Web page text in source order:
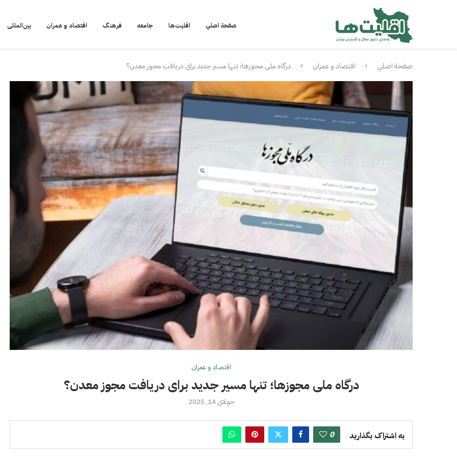
صفحة اصلي اقلیت‌ها جامعه فرهنگ اقتصاد و عمران بین‌المللی
صفحة اصلي اقتصاد و عمران درگاه ملی مجوزها؛ تنها مسیر جدید برای دریافت مجوز معدن؟
اقتصاد و عمران
درگاه ملی مجوزها؛ تنها مسیر جدید برای دریافت مجوز معدن؟
جولای 14, 2025
به اشتراک بگذارید 0